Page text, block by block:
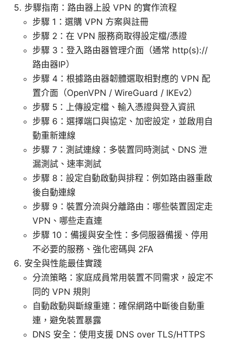
步驟指南：路由器上設 VPN 的實作流程
步驟 1：選購 VPN 方案與註冊
步驟 2：在 VPN 服務商取得設定檔/憑證
步驟 3：登入路由器管理介面（通常 http(s)://
路由器IP）
步驟 4：根據路由器韌體選取相對應的 VPN 配
置介面（OpenVPN / WireGuard / IKEv2）
步驟 5：上傳設定檔、輸入憑證與登入資訊
步驟 6：選擇端口與協定、加密設定，並啟用自
動重新連線
步驟 7：測試連線：多裝置同時測試、DNS 泄
漏測試、速率測試
步驟 8：設定自動啟動與排程：例如路由器重啟
後自動連線
步驟 9：裝置分流與分離路由：哪些裝置固定走
VPN、哪些走直連
步驟 10：備援與安全性：多伺服器備援、停用
不必要的服務、強化密碼與 2FA
安全與性能最佳實踐
分流策略：家庭成員常用裝置不同需求，設定不
同的 VPN 規則
自動啟動與斷線重連：確保網路中斷後自動重
連，避免裝置暴露
DNS 安全：使用支援 DNS over TLS/HTTPS